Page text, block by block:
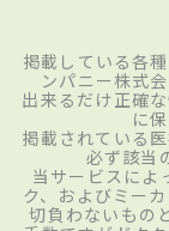
掲載している各
ンパニー株式
出来るだけ正確
に
掲載されている
必ず該当
当サービスによ
ク、およびミー
切負わないもの